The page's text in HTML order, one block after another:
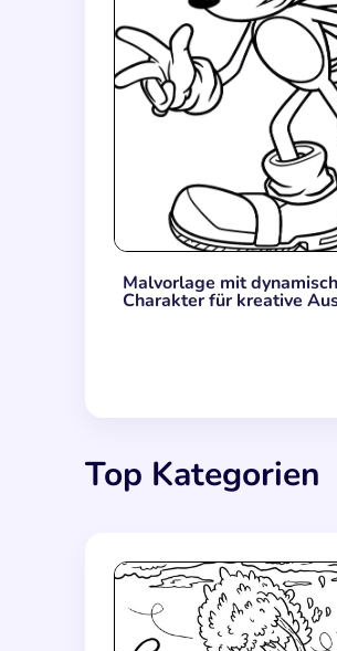
Malvorlage mit
Charakter für kreative
Top Kategorien